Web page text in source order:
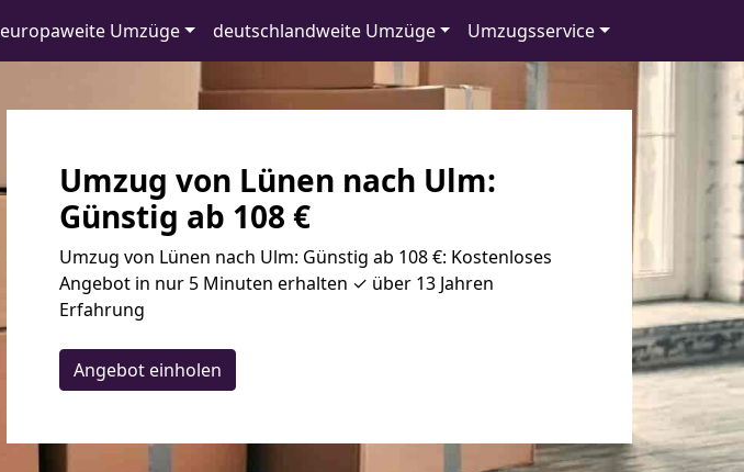
europaweite Umzüge deutschlandweite Umzüge Umzugsservice
Umzug von Lünen nach Ulm:
Günstig ab 108 €
Umzug von Lünen nach Ulm: Günstig ab 108 €: Kostenloses
Angebot in nur 5 Minuten erhalten ✓ über 13 Jahren
Erfahrung
Angebot einholen